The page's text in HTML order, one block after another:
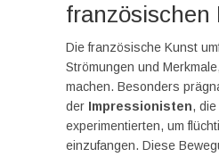
französischen
Die französische Kunst
Strömungen und
machen. Besonders
der Impressionisten,
experimentierten, um
einzufangen. Diese